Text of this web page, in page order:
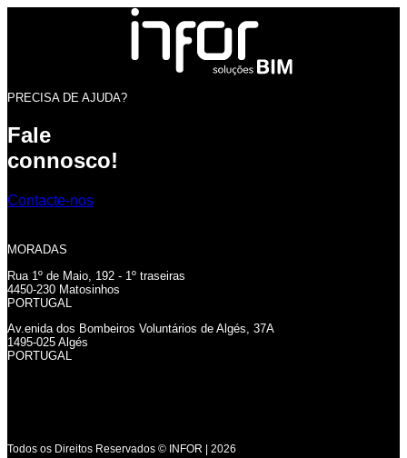
PRECISA DE AJUDA?
Fale
connosco!
Contacte-nos
MORADAS
Rua 1º de Maio, 192 - 1º traseiras
4450-230 Matosinhos
PORTUGAL
Av.enida dos Bombeiros Voluntários de Algés, 37A
1495-025 Algés
PORTUGAL
Todos os Direitos Reservados © INFOR | 2026